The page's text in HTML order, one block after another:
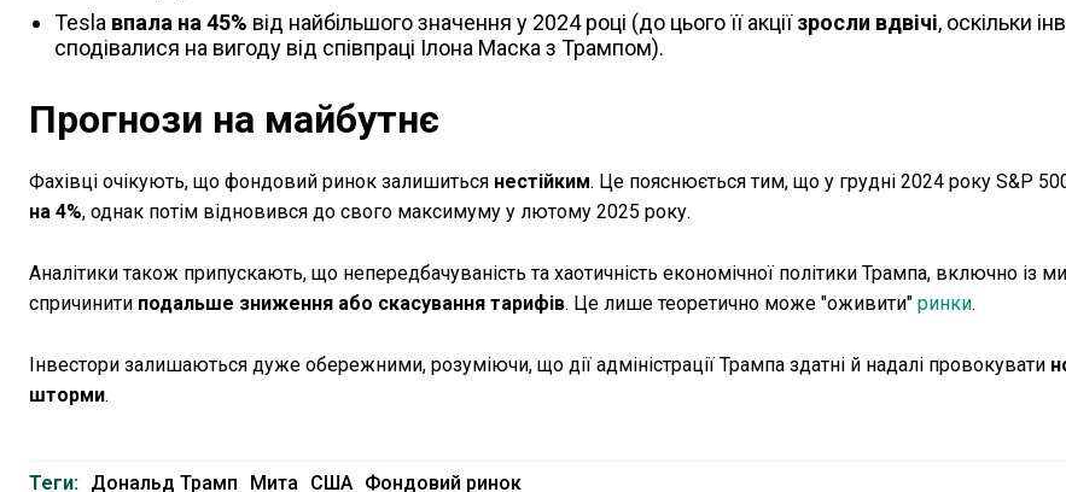
Tesla впала на 45% від найбільшого значення у 2024 році (до цього її акціїзросли вдвічі, оскільки
сподівалися на вигоду від співпраці Ілона Маска з Трампом).
Прогнози на майбутнє
Фахівці очікують, що фондовий ринок залишиться нестійким. Це пояснюється тим, що у грудні 2024 року S&P
на 4%, однак потім відновився до свого максимуму у лютому 2025 року.
Аналітики також припускають, що непередбачуваність та хаотичність економічної політики Трампа, включно із
спричинити подальше зниження або скасування тарифів. Це лише теоретично може "оживити" ринки.
Інвестори залишаються дуже обережними, розуміючи, що дії адміністрації Трампа здатні й надалі провокувати
шторми.
Теги: Дональд Трамп Мита США Фондовий ринок